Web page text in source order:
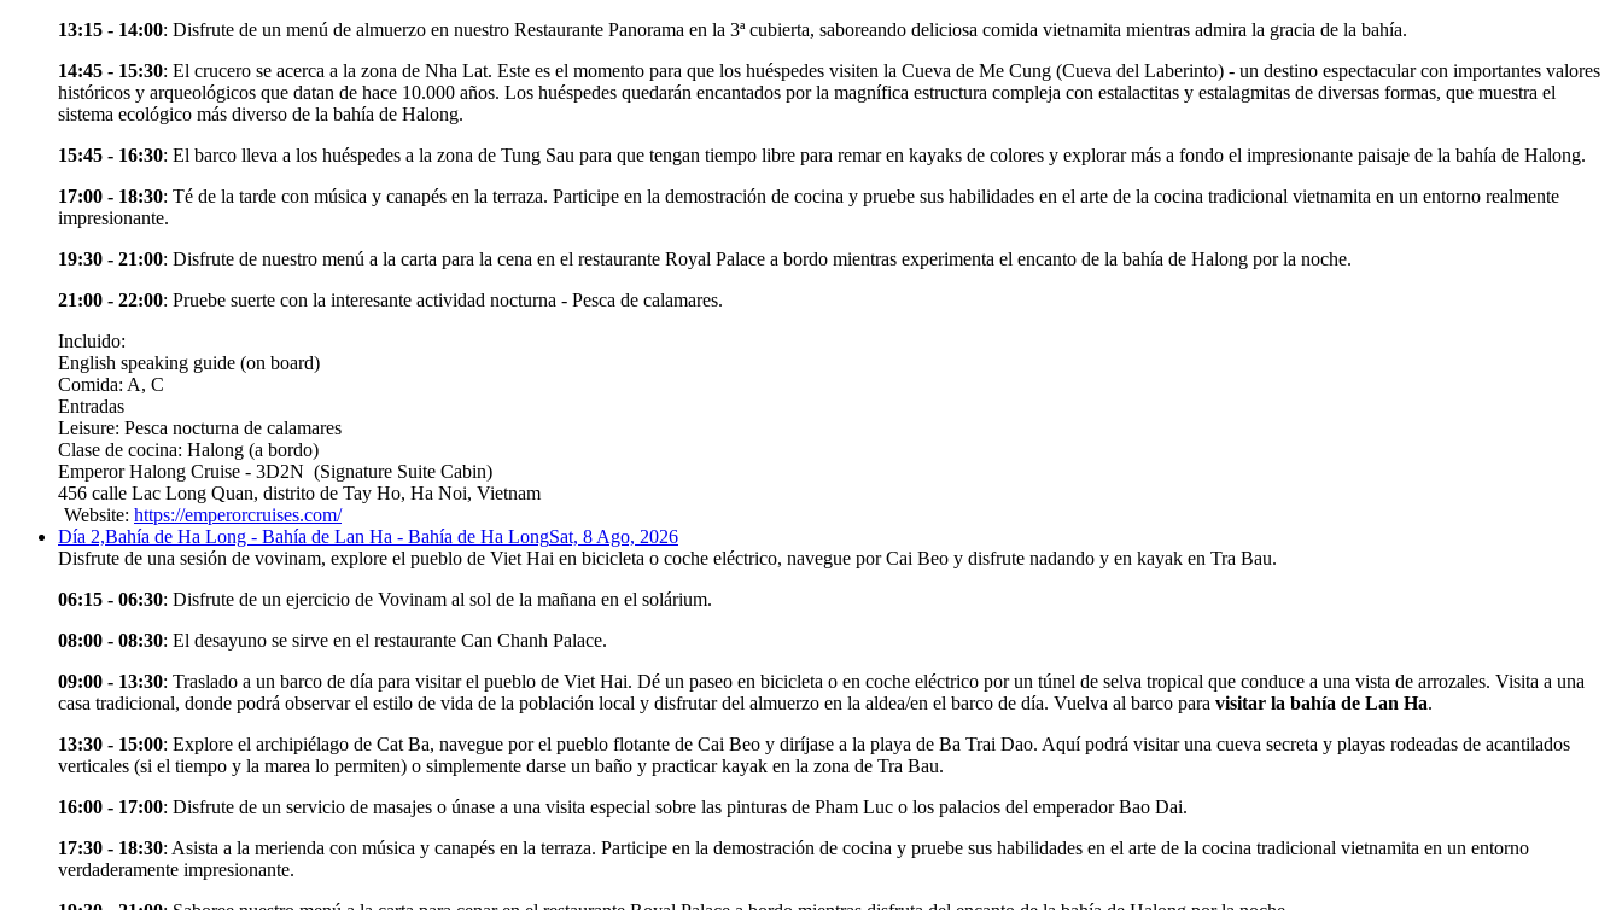
13:15 - 14:00: Disfrute de un menú de almuerzo en nuestro Restaurante Panorama en la 3ª cubierta, saboreando deliciosa comida vietnamita mientras admira la gracia de la bahía.
14:45 - 15:30: El crucero se acerca a la zona de Nha Lat. Este es el momento para que los huéspedes visiten la Cueva de Me Cung (Cueva del Laberinto) - un destino espectacular con importantes valores
históricos y arqueológicos que datan de hace 10.000 años. Los huéspedes quedarán encantados por la magnífica estructura compleja con estalactitas y estalagmitas de diversas formas, que muestra el
sistema ecológico más diverso de la bahía de Halong.
15:45 - 16:30: El barco lleva a los huéspedes a la zona de Tung Sau para que tengan tiempo libre para remar en kayaks de colores y explorar más a fondo el impresionante paisaje de la bahía de Halong.
17:00 - 18:30: Té de la tarde con música y canapés en la terraza. Participe en la demostración de cocina y pruebe sus habilidades en el arte de la cocina tradicional vietnamita en un entorno realmente
impresionante.
19:30 - 21:00: Disfrute de nuestro menú a la carta para la cena en el restaurante Royal Palace a bordo mientras experimenta el encanto de la bahía de Halong por la noche.
21:00 - 22:00: Pruebe suerte con la interesante actividad nocturna - Pesca de calamares.
Incluido:
English speaking guide (on board)
Comida: A, C
Entradas
Leisure: Pesca nocturna de calamares
Clase de cocina: Halong (a bordo)
Emperor Halong Cruise - 3D2N (Signature Suite Cabin)
456 calle Lac Long Quan, distrito de Tay Ho, Ha Noi, Vietnam
Website: https://emperorcruises.com/
Día 2,Bahía de Ha Long - Bahía de Lan Ha - Bahía de Ha LongSat, 8 Ago, 2026
Disfrute de una sesión de vovinam, explore el pueblo de Viet Hai en bicicleta o coche eléctrico, navegue por Cai Beo y disfrute nadando y en kayak en Tra Bau.
06:15 - 06:30: Disfrute de un ejercicio de Vovinam al sol de la mañana en el solárium.
08:00 - 08:30: El desayuno se sirve en el restaurante Can Chanh Palace.
09:00 - 13:30: Traslado a un barco de día para visitar el pueblo de Viet Hai. Dé un paseo en bicicleta o en coche eléctrico por un túnel de selva tropical que conduce a una vista de arrozales. Visita a una
casa tradicional, donde podrá observar el estilo de vida de la población local y disfrutar del almuerzo en la aldea/en el barco de día. Vuelva al barco para visitar la bahía de Lan Ha.
13:30 - 15:00: Explore el archipiélago de Cat Ba, navegue por el pueblo flotante de Cai Beo y diríjase a la playa de Ba Trai Dao. Aquí podrá visitar una cueva secreta y playas rodeadas de acantilados
verticales (si el tiempo y la marea lo permiten) o simplemente darse un baño y practicar kayak en la zona de Tra Bau.
16:00 - 17:00: Disfrute de un servicio de masajes o únase a una visita especial sobre las pinturas de Pham Luc o los palacios del emperador Bao Dai.
17:30 - 18:30: Asista a la merienda con música y canapés en la terraza. Participe en la demostración de cocina y pruebe sus habilidades en el arte de la cocina tradicional vietnamita en un entorno
verdaderamente impresionante.